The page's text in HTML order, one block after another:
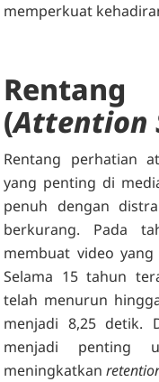
memperkuat
(Attention
Rentang perhatian
yang penting di
penuh dengan
berkurang. Pada
membuat video
Selama 15 tahun
telah menurun
menjadi 8,25 detik.
menjadi penting
meningkatkan